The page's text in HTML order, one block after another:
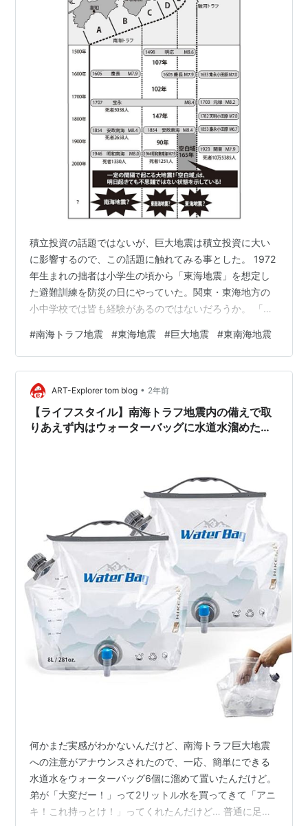
積立投資の話題ではないが、巨大地震は積立投資に大い
に影響するので、この話題に触れてみる事とした。 1972
年生まれの拙者は小学生の頃から「東海地震」を想定し
た避難訓練を防災の日にやっていた。関東・東海地方の
小中学校では皆も経験があるのではないだろうか。 「東
当時唯一、地震予知ができるかもという位置付けであっ
た。 「歴史地震」の考え方でいくと「南海トラフ地震」
は約100～150年周期で起こっているが「南海トラフ地
震」の一部である「東海地震」は今現在なんと170年起こ
っていないわけで、相当な歪が溜まっている。（下図参
照） 「南海トラフ地震、南海…
#南海トラフ地震 #東海地震 #巨大地震 #東南海地震
ART-Explorer tom blog • 2年前
【ライフスタイル】南海トラフ地震内の備えで取
りあえず内はウォーターバッグに水道水溜めた
何かまだ実感がわかないんだけど、南海トラフ巨大地震
への注意がアナウンスされたので、一応、簡単にできる
水道水をウォーターバッグ6個に溜めて置いたんだけど。
弟が「大変だー！」って2リットル水を買ってきて「アニ
キ！これ持っとけ！」ってくれたんだけど… 普通に足り